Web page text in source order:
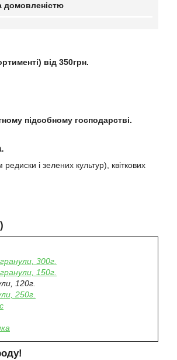
домовленістю
від 350грн.
підсобному господарстві.
і зелених культур), квіткових
300г.
150г.
120г.
250г.
!